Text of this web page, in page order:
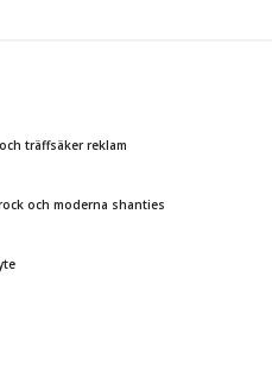
träffsäker reklam
och moderna shanties